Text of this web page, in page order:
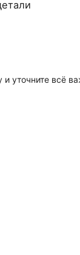
и уточните всё